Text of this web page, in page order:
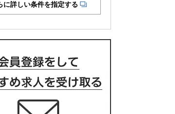
に詳しい条件を指定する